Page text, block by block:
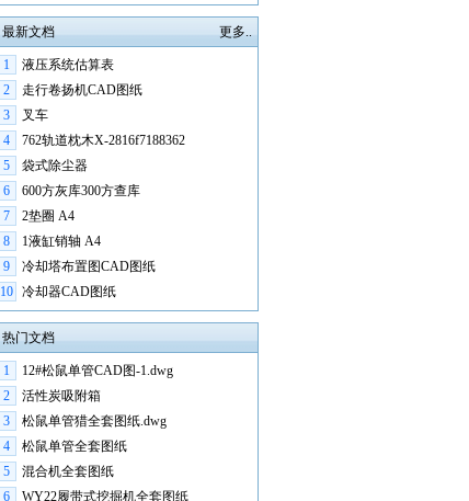
更多..
最新文档
1
液压系统估算表
2
走行卷扬机CAD图纸
3
叉车
4
762轨道枕木X-2816f7188362
5
袋式除尘器
6
600方灰库300方查库
7
2垫圈 A4
8
1液缸销轴 A4
9
冷却塔布置图CAD图纸
10 冷却器CAD图纸
热门文档
1
12#松鼠单管CAD图-1.dwg
2
活性炭吸附箱
3
松鼠单管猎全套图纸.dwg
4
松鼠单管全套图纸
5
混合机全套图纸
6
WY22履带式挖掘机全套图纸